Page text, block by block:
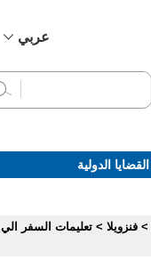
عربي
English
القضايا الدولية
> فنزويلا > تعليمات السفر الي